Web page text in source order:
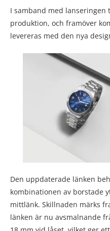
I samband med
produktion, och framöver
levereras med den nya
Den uppdaterade länken
kombinationen av borstade
mittlänk. Skillnaden märks
länken är nu avsmalnande